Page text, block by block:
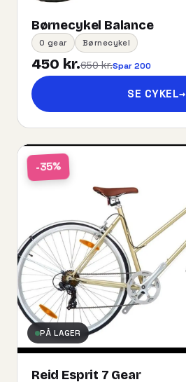
Børnecykel Balance
0 gear Børnecykel
450 kr.650 kr.Spar 200
SE CYKEL→
-35%
PÅ LAGER
Reid Esprit 7 Gear